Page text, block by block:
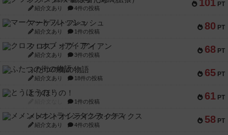
101 PT
紹介文あり 4件の投稿
80 PT
マーケットフレッシュ
紹介文あり 1件の投稿
68 PT
クロス・オブ・アイアン
紹介文あり 3件の投稿
65 PT
ふたつの街の物語
紹介文あり 18件の投稿
61 PT
とうほうの！
1件の投稿
58 PT
メメントオンラインタクティクス
紹介文あり 4件の投稿